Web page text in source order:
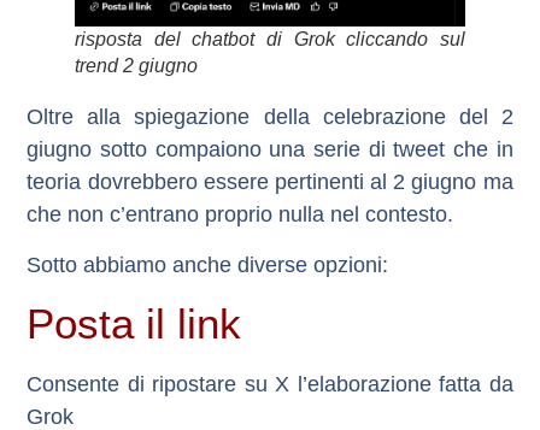
risposta del chatbot di Grok cliccando sul
trend 2 giugno
Oltre alla spiegazione della celebrazione del 2
giugno sotto compaiono una serie di tweet che in
teoria dovrebbero essere pertinenti al 2 giugno ma
che non c’entrano proprio nulla nel contesto.
Sotto abbiamo anche diverse opzioni:
Posta il link
Consente di ripostare su X l’elaborazione fatta da
Grok